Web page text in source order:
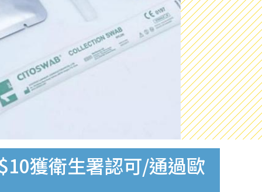
獲衛生署認可/通過歐